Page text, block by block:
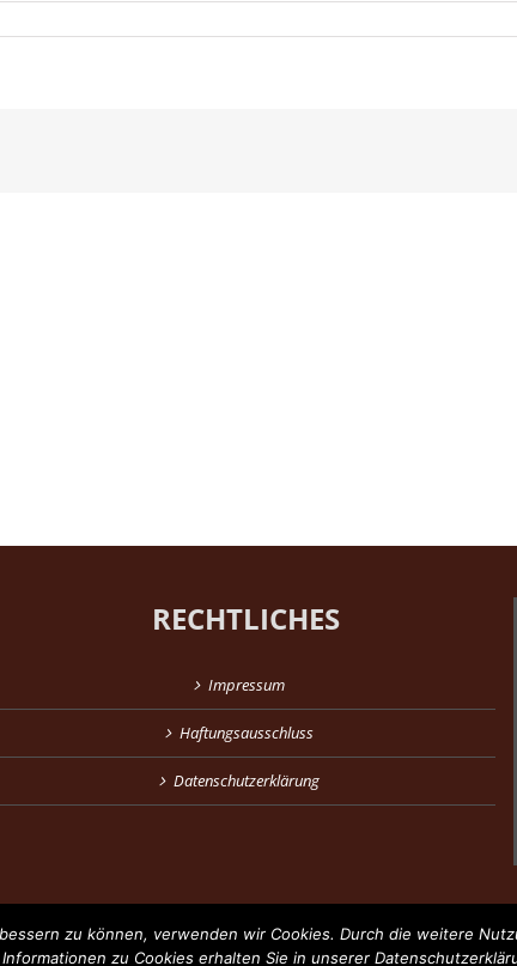
RECHTLICHES
Impressum
Haftungsausschluss
Datenschutzerklärung
zu können, verwenden wir Cookies. Durch die weitere
zu Cookies erhalten Sie in unserer